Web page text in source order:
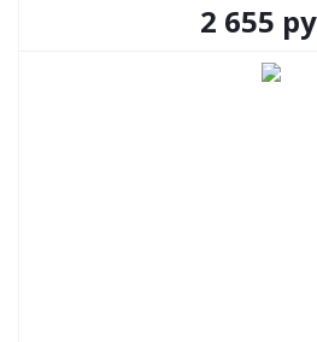
2 655